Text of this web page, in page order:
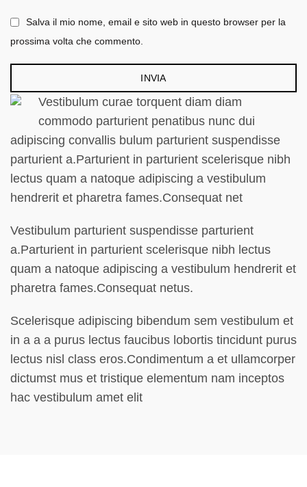
Salva il mio nome, email e sito web in questo browser per la
prossima volta che commento.
Vestibulum curae torquent diam diam
commodo parturient penatibus nunc dui
adipiscing convallis bulum parturient suspendisse
parturient a.Parturient in parturient scelerisque nibh
lectus quam a natoque adipiscing a vestibulum
hendrerit et pharetra fames.Consequat net
Vestibulum parturient suspendisse parturient
a.Parturient in parturient scelerisque nibh lectus
quam a natoque adipiscing a vestibulum hendrerit et
pharetra fames.Consequat netus.
Scelerisque adipiscing bibendum sem vestibulum et
in a a a purus lectus faucibus lobortis tincidunt purus
lectus nisl class eros.Condimentum a et ullamcorper
dictumst mus et tristique elementum nam inceptos
hac vestibulum amet elit